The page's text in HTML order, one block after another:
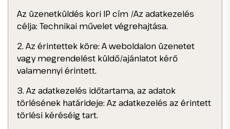
Az üzenetküldés kori IP cím /Az adatkezelés
célja: Technikai művelet végrehajtása.
2. Az érintettek köre: A weboldalon üzenetet
vagy megrendelést küldő/ajánlatot kérő
valamennyi érintett.
3. Az adatkezelés időtartama, az adatok
törlésének határideje: Az adatkezelés az érintett
törlési kéréséig tart.